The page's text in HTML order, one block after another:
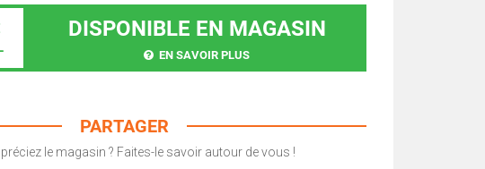
DISPONIBLE EN MAGASIN
EN SAVOIR PLUS
PARTAGER
le magasin ? Faites-le savoir autour de vous !